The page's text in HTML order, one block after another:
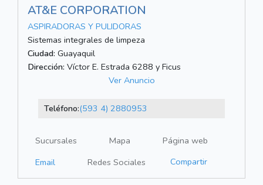
AT&E CORPORATION
ASPIRADORAS Y PULIDORAS
Sistemas integrales de limpeza
Ciudad: Guayaquil
Dirección: Víctor E. Estrada 6288 y Ficus
Ver Anuncio
Teléfono:(593 4) 2880953
Sucursales Mapa
Página web
Email
Redes Sociales Compartir